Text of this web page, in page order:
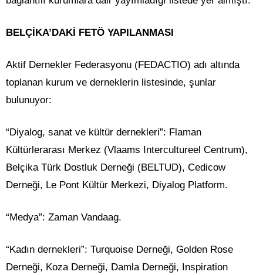
BELÇİKA’DAKİ FETÖ YAPILANMASI
Aktif Dernekler Federasyonu (FEDACTIO) adı altında
toplanan kurum ve derneklerin listesinde, şunlar
bulunuyor:
“Diyalog, sanat ve kültür dernekleri”: Flaman
Kültürlerarası Merkez (Vlaams Intercultureel Centrum),
Belçika Türk Dostluk Derneği (BELTUD), Cedicow
Derneği, Le Pont Kültür Merkezi, Diyalog Platform.
“Medya”: Zaman Vandaag.
“Kadın dernekleri”: Turquoise Derneği, Golden Rose
Derneği, Koza Derneği, Damla Derneği, Inspiration